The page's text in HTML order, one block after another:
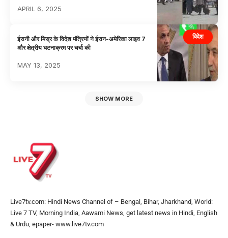
APRIL 6, 2025
विदेश
ईरानी और मिस्र के विदेश मंत्रियों ने ईरान-अमेरिका लाइव 7
और क्षेत्रीय घटनाक्रम पर चर्चा की
MAY 13, 2025
SHOW MORE
Live7tv.com: Hindi News Channel of – Bengal, Bihar, Jharkhand, World:
Live 7 TV, Morning India, Aawami News, get latest news in Hindi, English
& Urdu, epaper- www.live7tv.com